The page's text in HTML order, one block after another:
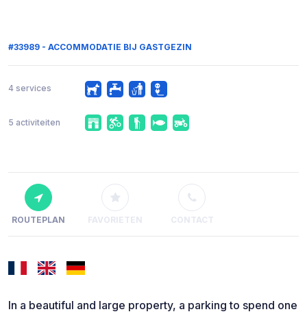
#33989 - ACCOMMODATIE BIJ GASTGEZIN
4 services
5 activiteiten
ROUTEPLAN FAVORIETEN CONTACT
In a beautiful and large property, a parking to spend one